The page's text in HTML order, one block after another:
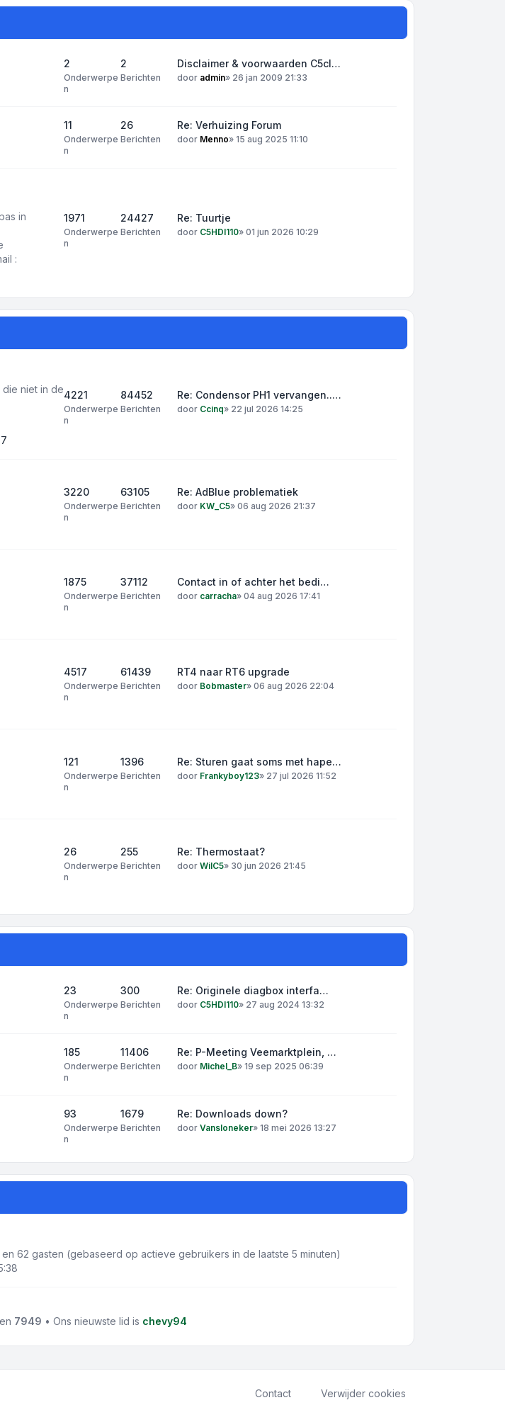
2
Onderwerpe
n
2
Berichten
Disclaimer & voorwaarden C5cl…
door admin» 26 jan 2009 21:33
11
Onderwerpe
n
26
Berichten
Re: Verhuizing Forum
door Menno» 15 aug 2025 11:10
in
:
1971
Onderwerpe
n
24427
Berichten
Re: Tuurtje
door C5HDI110» 01 jun 2026 10:29
die niet in de4221
Onderwerpe
n
84452
Berichten
Re: Condensor PH1 vervangen..…
door Ccinq» 22 jul 2026 14:25
3220
Onderwerpe
n
63105
Berichten
Re: AdBlue problematiek
door KW_C5» 06 aug 2026 21:37
1875
Onderwerpe
n
37112
Berichten
Contact in of achter het bedi…
door carracha» 04 aug 2026 17:41
4517
Onderwerpe
n
61439
Berichten
RT4 naar RT6 upgrade
door Bobmaster» 06 aug 2026 22:04
121
Onderwerpe
n
1396
Berichten
Re: Sturen gaat soms met hape…
door Frankyboy123» 27 jul 2026 11:52
26
Onderwerpe
n
255
Berichten
Re: Thermostaat?
door WilC5» 30 jun 2026 21:45
23
Onderwerpe
n
300
Berichten
Re: Originele diagbox interfa…
door C5HDI110» 27 aug 2024 13:32
185
Onderwerpe
n
11406
Berichten
Re: P-Meeting Veemarktplein, …
door Michel_B» 19 sep 2025 06:39
93
Onderwerpe
n
1679
Berichten
Re: Downloads down?
door Vansloneker» 18 mei 2026 13:27
62 gasten (gebaseerd op actieve gebruikers in de laatste 5 minuten)
7949 • Ons nieuwste lid is chevy94
Contact Verwijder cookies